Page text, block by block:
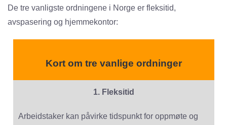
De tre vanligste ordningene i Norge er fleksitid,
avspasering og hjemmekontor:
Kort om tre vanlige ordninger
1. Fleksitid
Arbeidstaker kan påvirke tidspunkt for oppmøte og